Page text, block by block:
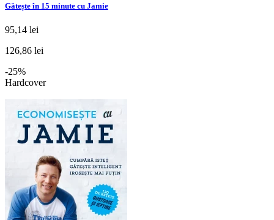
Gătește în 15 minute cu Jamie
95,14 lei
126,86 lei
-25%
Hardcover